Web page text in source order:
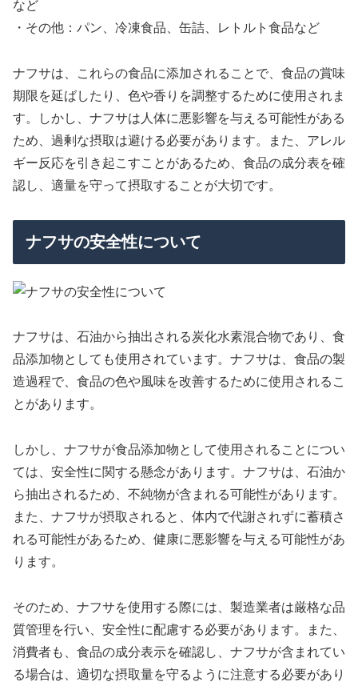
など
・その他：パン、冷凍食品、缶詰、レトルト食品など
ナフサは、これらの食品に添加されることで、食品の賞味
期限を延ばしたり、色や香りを調整するために使用されま
す。しかし、ナフサは人体に悪影響を与える可能性がある
ため、過剰な摂取は避ける必要があります。また、アレル
ギー反応を引き起こすことがあるため、食品の成分表を確
認し、適量を守って摂取することが大切です。
ナフサの安全性について
ナフサは、石油から抽出される炭化水素混合物であり、食
品添加物としても使用されています。ナフサは、食品の製
造過程で、食品の色や風味を改善するために使用されるこ
とがあります。
しかし、ナフサが食品添加物として使用されることについ
ては、安全性に関する懸念があります。ナフサは、石油か
ら抽出されるため、不純物が含まれる可能性があります。
また、ナフサが摂取されると、体内で代謝されずに蓄積さ
れる可能性があるため、健康に悪影響を与える可能性があ
ります。
そのため、ナフサを使用する際には、製造業者は厳格な品
質管理を行い、安全性に配慮する必要があります。また、
消費者も、食品の成分表示を確認し、ナフサが含まれてい
る場合は、適切な摂取量を守るように注意する必要があり